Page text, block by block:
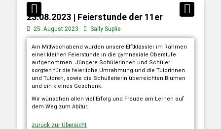
23.08.2023 | Feierstunde der 11er
25. August 2023 Sally Suplie
Am Mittwochabend wurden unsere Elftklässler im Rahmen
einer kleinen Feierstunde in die gymnasiale Oberstufe
aufgenommen. Jüngere Schülerinnen und Schüler
sorgten für die feierliche Umrahmung und die Tutorinnen
und Tutoren, sowie die Schulleiterin überreichten Blumen
und ein kleines Geschenk.
Wir wünschen allen viel Erfolg und Freude am Lernen auf
dem Weg zum Abitur.
zurück zur Übersicht